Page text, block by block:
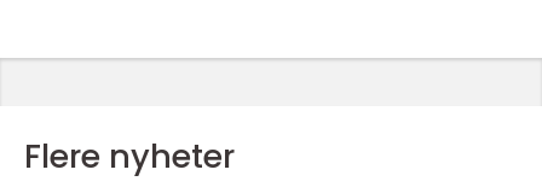
Flere nyheter